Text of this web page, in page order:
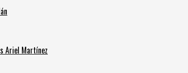
Ariel Martínez